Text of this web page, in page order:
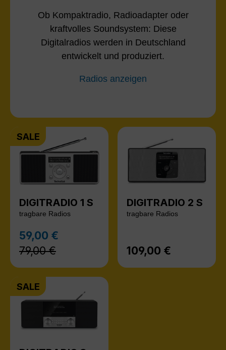
Ob Kompaktradio, Radioadapter oder
kraftvolles Soundsystem: Diese
Digitalradios werden in Deutschland
entwickelt und produziert.
Radios anzeigen
SALE
DIGITRADIO 1 S
tragbare Radios
Verkaufspreis:
59,00 €
79,00 €
DIGITRADIO 2 S
tragbare Radios
Regulärer Preis:
109,00 €
SALE